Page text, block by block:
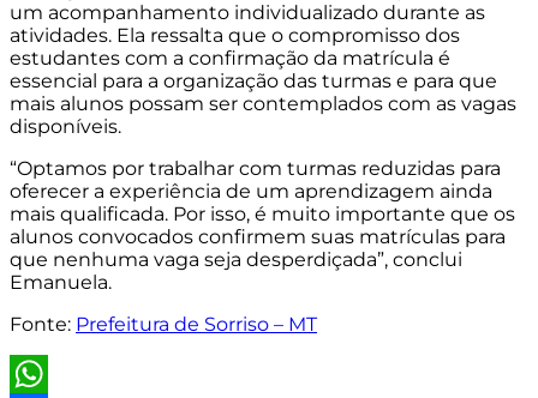
um acompanhamento individualizado durante as
atividades. Ela ressalta que o compromisso dos
estudantes com a confirmação da matrícula é
essencial para a organização das turmas e para que
mais alunos possam ser contemplados com as vagas
disponíveis.
“Optamos por trabalhar com turmas reduzidas para
oferecer a experiência de um aprendizagem ainda
mais qualificada. Por isso, é muito importante que os
alunos convocados confirmem suas matrículas para
que nenhuma vaga seja desperdiçada”, conclui
Emanuela.
Fonte: Prefeitura de Sorriso – MT